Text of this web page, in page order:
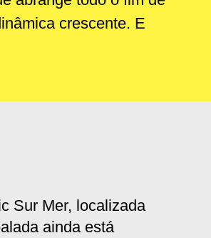
crescente. E
Sur Mer, localizada
ainda está